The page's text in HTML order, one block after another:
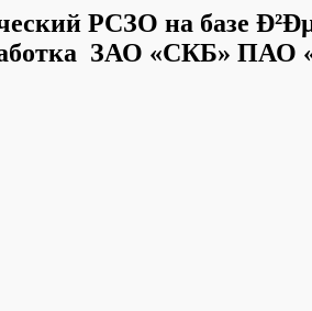
РСЗО на базе
ЗАО «СКБ» ПАО